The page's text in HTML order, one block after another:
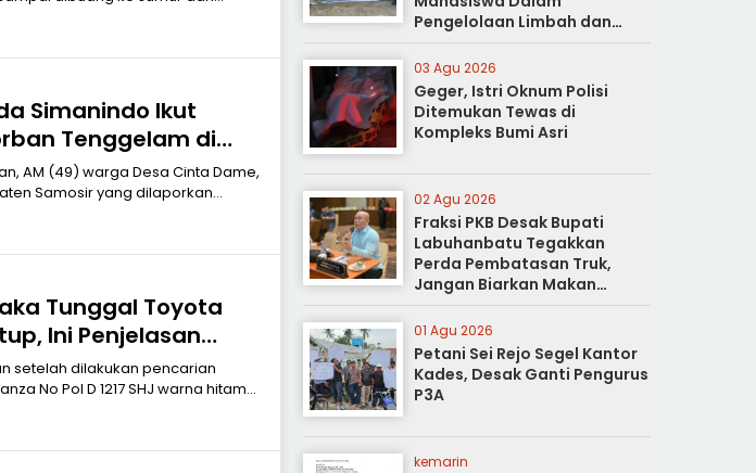
Simanindo Ikut
Tenggelam di
Berhasil
AM (49) warga Desa Cinta Dame,
Samosir yang dilaporkan
Tunggal Toyota
Ini Penjelasan
dilakukan pencarian
No Pol D 1217 SHJ warna hitam
Pengelolaan Limbah dan
Pertanian Ramah Lingkungan
03 Agu 2026
Geger, Istri Oknum Polisi
Ditemukan Tewas di
Kompleks Bumi Asri
02 Agu 2026
Fraksi PKB Desak Bupati
Labuhanbatu Tegakkan
Perda Pembatasan Truk,
Jangan Biarkan Makan
Korban
01 Agu 2026
Petani Sei Rejo Segel Kantor
Kades, Desak Ganti Pengurus
P3A
kemarin